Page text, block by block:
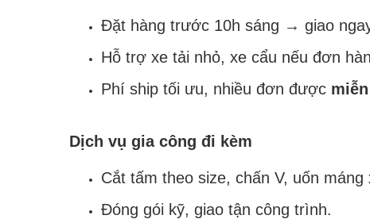
Đặt hàng trước 10h sáng → giao
Hỗ trợ xe tải nhỏ, xe cẩu nếu đơn
Phí ship tối ưu, nhiều đơn được
Dịch vụ gia công đi kèm
Cắt tấm theo size, chấn V, uốn
Đóng gói kỹ, giao tận công trình.